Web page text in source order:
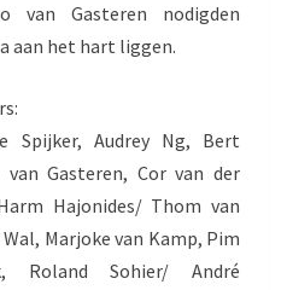
Gasteren nodigden
aan het hart liggen.
Spijker, Audrey Ng, Bert
Gasteren, Cor van der
Hajonides/ Thom van
Marjoke van Kamp, Pim
Roland Sohier/ André